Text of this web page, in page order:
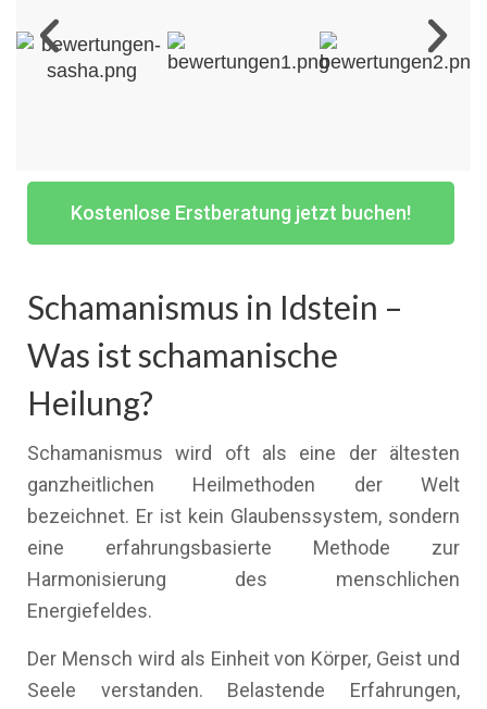
Kostenlose Erstberatung jetzt buchen!
Schamanismus in Idstein –
Was ist schamanische
Heilung?
Schamanismus wird oft als eine der ältesten
ganzheitlichen Heilmethoden der Welt
bezeichnet. Er ist kein Glaubenssystem, sondern
eine erfahrungsbasierte Methode zur
Harmonisierung des menschlichen
Energiefeldes.
Der Mensch wird als Einheit von Körper, Geist und
Seele verstanden. Belastende Erfahrungen,